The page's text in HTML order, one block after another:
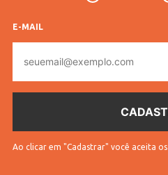
E-MAIL
mail
Ao clicar em "Cadastrar" você aceita os